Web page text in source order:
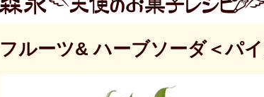
フルーツ& ハーブソーダ＜パ